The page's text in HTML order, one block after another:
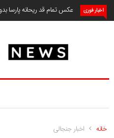
اخبار فوری عکس تمام قد ریحانه پارسا
خانه اخبار جنجالی